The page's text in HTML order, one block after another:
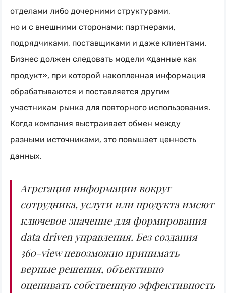
отделами либо дочерними структурами,
но и с внешними сторонами: партнерами,
подрядчиками, поставщиками и даже клиентами.
Бизнес должен следовать модели «данные как
продукт», при которой накопленная информация
обрабатываются и поставляется другим
участникам рынка для повторного использования.
Когда компания выстраивает обмен между
разными источниками, это повышает ценность
данных.
Агрегация информации вокруг
сотрудника, услуги или продукта имеют
ключевое значение для формирования
data driven управления. Без создания
360-view невозможно принимать
верные решения, объективно
оценивать собственную эффективность